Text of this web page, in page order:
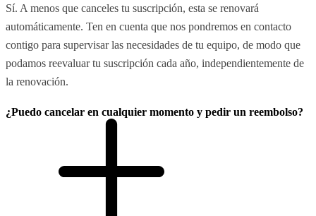
Sí. A menos que canceles tu suscripción, esta se renovará
automáticamente. Ten en cuenta que nos pondremos en contacto
contigo para supervisar las necesidades de tu equipo, de modo que
podamos reevaluar tu suscripción cada año, independientemente de
la renovación.
¿Puedo cancelar en cualquier momento y pedir un reembolso?